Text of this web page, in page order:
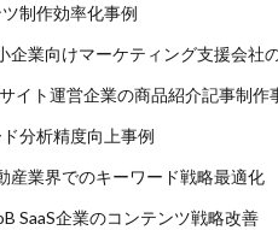
制作効率化事例
企業向けマーケティング支援会社
イト運営企業の商品紹介記事制作
分析精度向上事例
産業界でのキーワード戦略最適化
SaaS企業のコンテンツ戦略改善